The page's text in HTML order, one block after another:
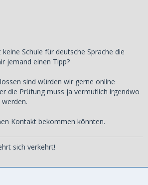
Schule für deutsche Sprache die
jemand einen Tipp?
sind würden wir gerne online
die Prüfung muss ja vermutlich irgendwo
Kontakt bekommen könnten.
sich verkehrt!